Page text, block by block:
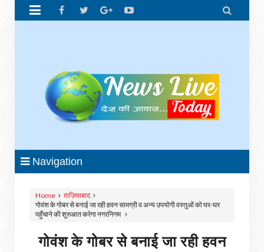
 
Navigation
Home
ग़ाज़ियाबाद
गोवंश के गोबर से बनाई जा रही हवन सामग्री व अन्य उपयोगी वस्तुओं को घर-घर
पहुँचाने की शुरुआत करेगा नगरनिगम
गोवंश के गोबर से बनाई जा रही हवन